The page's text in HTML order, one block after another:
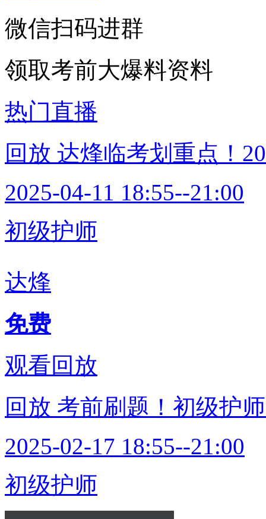
微信扫码进群
领取考前大爆料资料
热门直播
回放 达烽临考划重点！
2025-04-11 18:55--21:00
初级护师
达烽
免费
观看回放
回放 考前刷题！初级护
2025-02-17 18:55--21:00
初级护师